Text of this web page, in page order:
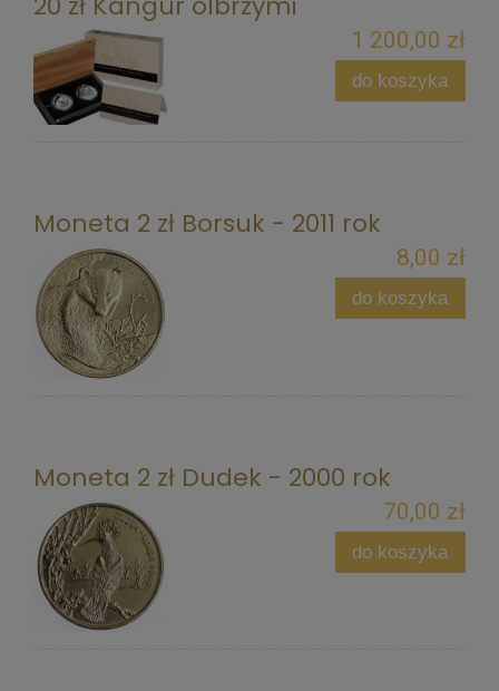
1 200,00 zł
do koszyka
Moneta 2 zł Borsuk - 2011 rok
8,00 zł
do koszyka
Moneta 2 zł Dudek - 2000 rok
70,00 zł
do koszyka